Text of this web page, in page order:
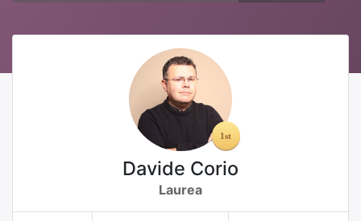
Davide Corio
Laurea